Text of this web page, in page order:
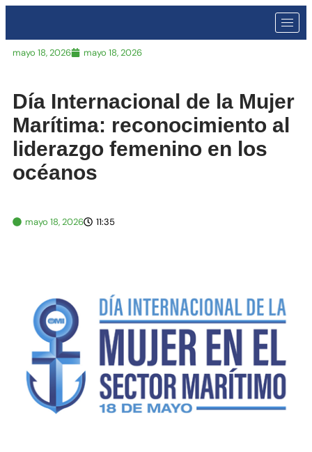
mayo 18, 2026 mayo 18, 2026
Día Internacional de la Mujer
Marítima: reconocimiento al
liderazgo femenino en los
océanos
mayo 18, 2026 11:35